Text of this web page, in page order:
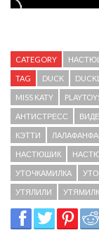
CATEGORY
TAG DUCK
MISS KATY
АНТИСТРЕСС
КЭТТИ
НАСТЮШИК
УТОЧКАМИЛКА
УТЯЛИЛИ